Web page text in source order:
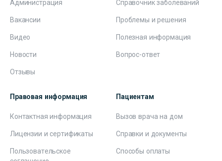
Администрация
Вакансии
Видео
Новости
Отзывы
Справочник заболеваний
Проблемы и решения
Полезная информация
Вопрос-ответ
Правовая информация
Контактная информация
Лицензии и сертификаты
Пользовательское
Пациентам
Вызов врача на дом
Справки и документы
Способы оплаты